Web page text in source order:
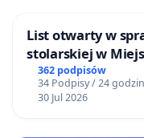
List otwarty w
stolarskiej w
Gdańsku
362 podpisów
34 Podpisy / 24 godzin
30 Jul 2026